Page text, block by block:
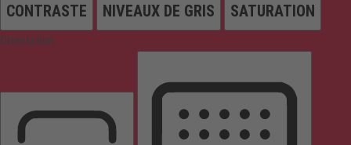
CONTRASTE NIVEAUX DE GRIS SATURATION
Orientation